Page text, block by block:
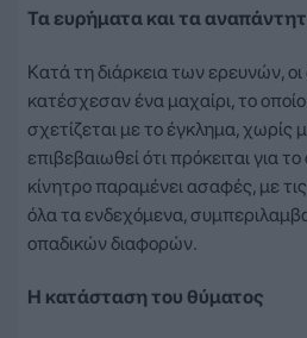
Τα ευρήματα και τα
Κατά τη διάρκεια των ερευνών,
κατέσχεσαν ένα μαχαίρι, το
σχετίζεται με το έγκλημα, χωρίς
επιβεβαιωθεί ότι πρόκειται για
κίνητρο παραμένει ασαφές, με
όλα τα ενδεχόμενα,
οπαδικών διαφορών.
Η κατάσταση του θύματος